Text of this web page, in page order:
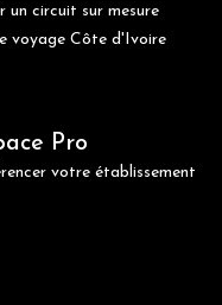
un circuit sur mesure
voyage Côte d'Ivoire
Pro
votre établissement